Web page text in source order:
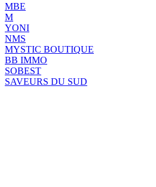
MBE
M
YONI
NMS
MYSTIC BOUTIQUE
BB IMMO
SOBEST
SAVEURS DU SUD